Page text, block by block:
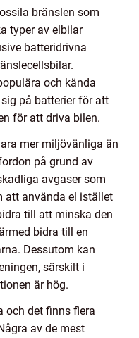
bränslen som
typer av elbilar
batteridrivna
och kända
på batterier för att
för att driva bilen.
mer miljövänliga än
på grund av
avgaser som
att använda el istället
till att minska den
bidra till en
Dessutom kan
särskilt i
är hög.
och det finns flera
av de mest